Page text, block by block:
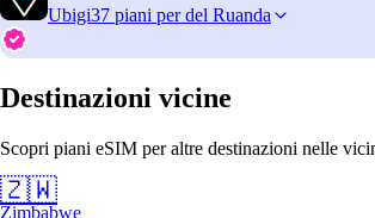
Ubigi37 piani per del Ruanda
Destinazioni vicine
Scopri piani eSIM per altre destinazioni nelle
🇿🇼
Zimbabwe